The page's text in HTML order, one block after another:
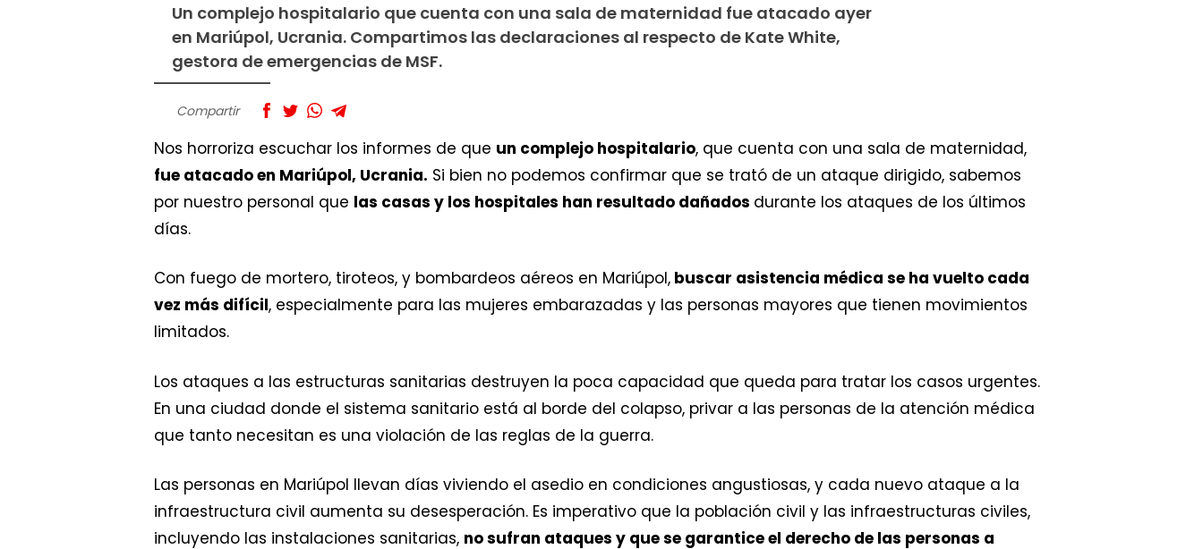
Un complejo hospitalario que cuenta con una sala de maternidad fue atacado ayer
en Mariúpol, Ucrania. Compartimos las declaraciones al respecto de Kate White,
gestora de emergencias de MSF.
Compartir
Nos horroriza escuchar los informes de que un complejo hospitalario, que cuenta con una sala de maternidad,
fue atacado en Mariúpol, Ucrania. Si bien no podemos confirmar que se trató de un ataque dirigido, sabemos
por nuestro personal que las casas y los hospitales han resultado dañados durante los ataques de los últimos
días.
Con fuego de mortero, tiroteos, y bombardeos aéreos en Mariúpol, buscar asistencia médica se ha vuelto cada
vez más difícil, especialmente para las mujeres embarazadas y las personas mayores que tienen movimientos
limitados.
Los ataques a las estructuras sanitarias destruyen la poca capacidad que queda para tratar los casos urgentes.
En una ciudad donde el sistema sanitario está al borde del colapso, privar a las personas de la atención médica
que tanto necesitan es una violación de las reglas de la guerra.
Las personas en Mariúpol llevan días viviendo el asedio en condiciones angustiosas, y cada nuevo ataque a la
infraestructura civil aumenta su desesperación. Es imperativo que la población civil y las infraestructuras civiles,
incluyendo las instalaciones sanitarias, no sufran ataques y que se garantice el derecho de las personas a